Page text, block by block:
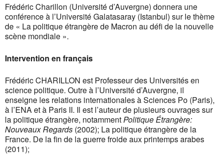
Frédéric Charillon (Université d’Auvergne) donnera une
conférence à l’Université Galatasaray (Istanbul) sur le thème
de « La politique étrangère de Macron au défi de la nouvelle
scène mondiale ».
Intervention en français
Frédéric CHARILLON est Professeur des Universités en
science politique. Outre à l’Université d’Auvergne, il
enseigne les relations internationales à Sciences Po (Paris),
à l’ENA et à Paris II. Il est l’auteur de plusieurs ouvrages sur
la politique étrangère, notammentPolitique Étrangère:
Nouveaux Regards (2002); La politique étrangère de la
France. De la fin de la guerre froide aux printemps arabes
(2011);